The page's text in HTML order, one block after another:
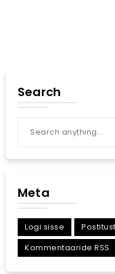
Search
Meta
Logi sisse
Kommentaaride RSS